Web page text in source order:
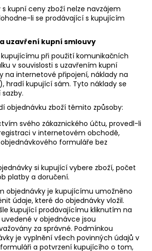
s kupní ceny zboží nelze navzájem
li se prodávající s kupujícím
uzavření kupní smlouvy
kupujícímu při použití komunikačních
v souvislosti s uzavřením kupní
na internetové připojení, náklady na
hradí kupující sám. Tyto náklady se
objednávku zboží těmito způsoby:
svého zákaznického účtu, provedl-li
v internetovém obchodě,
formuláře bez
si kupující vybere zboží, počet
platby a doručení.
objednávky je kupujícímu umožněno
údaje, které do objednávky vložil.
kupující prodávajícímu kliknutím na
v objednávce jsou
za správné. Podmínkou
je vyplnění všech povinných údajů v
a potvrzení kupujícího o tom,